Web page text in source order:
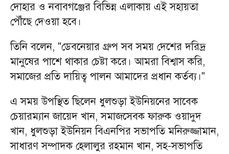
দোহার ও নবাবগঞ্জের বিভিন্ন এলাকায় এই সহায়তা
পৌঁছে দেওয়া হবে।
তিনি বলেন, "ডেবনেয়ার গ্রুপ সব সময় দেশের দরিদ্র
মানুষের পাশে থাকার চেষ্টা করে। আমরা বিশ্বাস করি,
সমাজের প্রতি দায়িত্ব পালন আমাদের প্রধান কর্তব্য।"
এ সময় উপস্থিত ছিলেন ধুলশুড়া ইউনিয়নের সাবেক
চেয়ারম্যান জায়েদ খান, সমাজসেবক ফারুক ওয়াদুদ
খান, ধুলশুড়া ইউনিয়ন বিএনপির সভাপতি মনিরুজ্জামান,
সাধারণ সম্পাদক হেলালুর রহমান খান, সহ-সভাপতি